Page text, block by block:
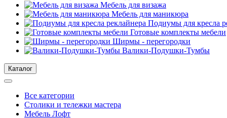
Мебель для визажа
Мебель для маникюра
Подиумы для кресла
Готовые комплекты мебели
Ширмы - перегородки
Валики-Подушки-Тумбы
Каталог
Все категории
Столики и тележки мастера
Мебель Лофт